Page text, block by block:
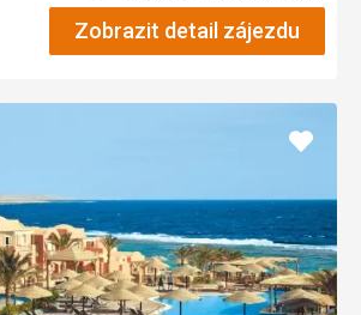
Zobrazit detail zájezdu
Přidat